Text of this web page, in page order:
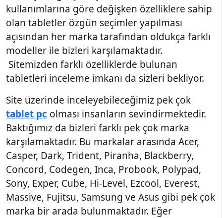
kullanımlarına göre değişken özelliklere sahip
olan tabletler özgün seçimler yapılması
açısından her marka tarafından oldukça farklı
modeller ile bizleri karşılamaktadır.
Sitemizden farklı özelliklerde bulunan
tabletleri inceleme imkanı da sizleri bekliyor.
Site üzerinde inceleyebileceğimiz pek çok
tablet pc olması insanların sevindirmektedir.
Baktığımız da bizleri farklı pek çok marka
karşılamaktadır. Bu markalar arasında Acer,
Casper, Dark, Trident, Piranha, Blackberry,
Concord, Codegen, Inca, Probook, Polypad,
Sony, Exper, Cube, Hi-Level, Ezcool, Everest,
Massive, Fujitsu, Samsung ve Asus gibi pek çok
marka bir arada bulunmaktadır. Eğer